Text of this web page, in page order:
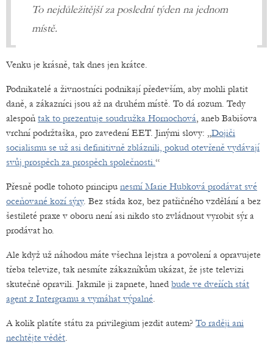
To nejdůležitější za poslední týden na jednom
místě.
Venku je krásně, tak dnes jen krátce.
Podnikatelé a živnostníci podnikají především, aby mohli platit
daně, a zákazníci jsou až na druhém místě. To dá rozum. Tedy
alespoň tak to prezentuje soudružka Hornochová, aneb Babišova
vrchní podržtaška, pro zavedení EET. Jinými slovy: „Dojiči
socialismu se už asi definitivně zbláznili, pokud otevřeně vydávají
svůj prospěch za prospěch společnosti.“
Přesně podle tohoto principu nesmí Marie Hubková prodávat své
oceňované kozí sýry. Bez stáda koz, bez patřičného vzdělání a bez
šestileté praxe v oboru není asi nikdo sto zvládnout vyrobit sýr a
prodávat ho.
Ale když už náhodou máte všechna lejstra a povolení a opravujete
třeba televize, tak nesmíte zákazníkům ukázat, že jste televizi
skutečně opravili. Jakmile ji zapnete, hned bude ve dveřích stát
agent z Intergramu a vymáhat výpalné.
A kolik platíte státu za privilegium jezdit autem? To raději ani
nechtějte vědět.